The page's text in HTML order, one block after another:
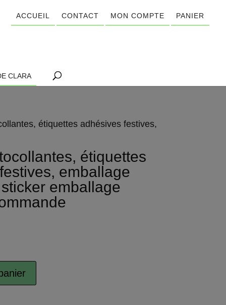
ACCUEIL CONTACT MON COMPTE PANIER
CLARA
étiquettes adhésives festives,
étiquettes
emballage
emballage
A